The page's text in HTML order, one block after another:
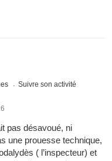
Suivre son activité
pas désavoué, ni
une prouesse technique,
( l’inspecteur) et